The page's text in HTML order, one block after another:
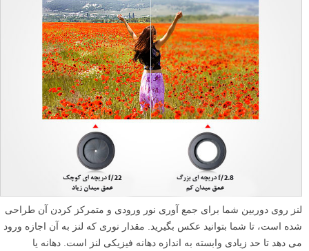
لنز روی دوربین شما برای جمع آوری نور ورودی و متمرکز کردن آن طراحی
شده است، تا شما بتوانید عکس بگیرید. مقدار نوری که لنز به آن اجازه ورود
می دهد تا حد زیادی وابسته به اندازه دهانه فیزیکی لنز است. دهانه یا